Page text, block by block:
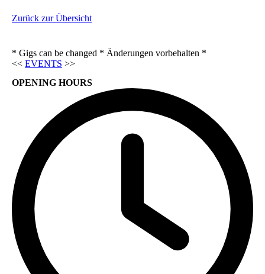
Zurück zur Übersicht
* Gigs can be changed * Änderungen vorbehalten *
<< EVENTS >>
OPENING HOURS